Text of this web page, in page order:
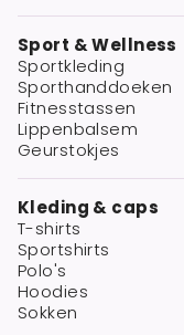
Sport & Wellness
Sportkleding
Sporthanddoeken
Fitnesstassen
Lippenbalsem
Geurstokjes
Kleding & caps
T-shirts
Sportshirts
Polo's
Hoodies
Sokken